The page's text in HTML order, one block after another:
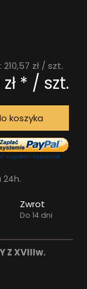
210,57 zł / szt.
* / szt.
koszyka
24h.
Zwrot
Do 14 dni
Z XVIIIw.